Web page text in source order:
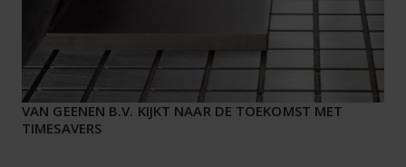
VAN GEENEN B.V. KIJKT NAAR DE TOEKOMST MET
TIMESAVERS